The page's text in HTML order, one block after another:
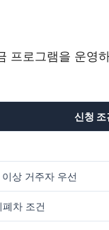
프로그램을 운영
신청 조
상 거주자 우선
차 조건